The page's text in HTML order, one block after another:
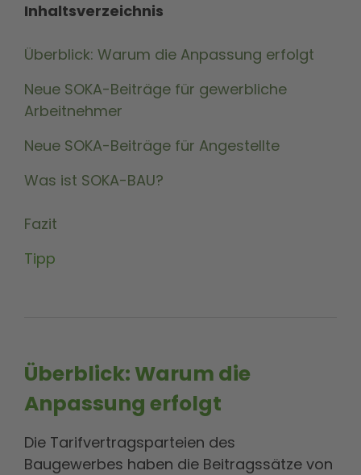
Inhaltsverzeichnis
Überblick: Warum die Anpassung erfolgt
Neue SOKA-Beiträge für gewerbliche
Arbeitnehmer
Neue SOKA-Beiträge für Angestellte
Was ist SOKA-BAU?
Fazit
Tipp
Überblick: Warum die
Anpassung erfolgt
Die Tarifvertragsparteien des
Baugewerbes haben die Beitragssätze von